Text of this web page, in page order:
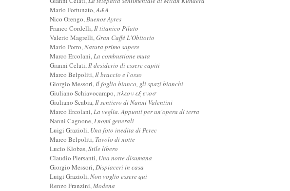
Mario Fortunato,A&A
Nico Orengo,Buenos Ayres
Franco Cordelli,Il titanico Pilato
Valerio Magrelli,Gran Caffè L'Obitorio
Mario Porro,Natura primo sapere
Marco Ercolani,La combustione muta
Gianni Celati,Il desiderio di essere capiti
Marco Belpoliti,Il braccio e l'osso
Giorgio Messori,Il foglio bianco, gli spazi bianchi
Giuliano Schiavocampo,πλεον εξ ενοσ
Giuliano Scabia,Il sentiero di Nanni Valentini
Marco Ercolani,La veglia. Appunti per un'opera di terra
Nanni Cagnone,I nomi generali
Luigi Grazioli, Una foto inedita di Perec
Marco Belpoliti, Tavolo di notte
Lucio Klobas,Stile libero
Claudio Piersanti, Una notte disumana
Giorgio Messori,Dispiaceri in casa
Luigi Grazioli,Non voglio essere qui
Renzo Franzini,Modena